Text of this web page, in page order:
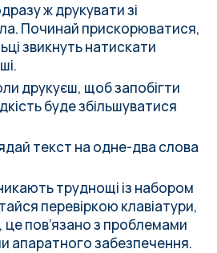
ж друкувати зі
Починай прискорюватися,
звикнуть натискати
друкуєш, щоб запобігти
буде збільшуватися
текст на одне-два слова
труднощі із набором
перевіркою клавіатури,
пов’язано з проблемами
апаратного забезпечення.